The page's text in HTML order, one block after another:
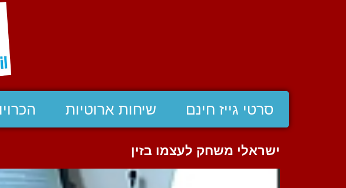
סרטי גייז חינם שיחות ארוטיות
ישראלי משחק לעצמו בזין